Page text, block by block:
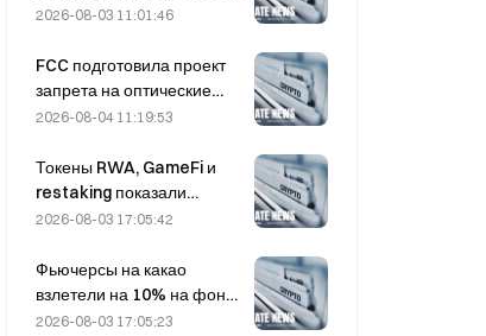
августе, чтобы
медвежьего рынка —
исследование 10x
утверждает
2026-08-03 11:01:46
FCC подготовила проект
запрета на оптические
модули для китайских
данных; Xinyuan может
потерять 27% своей доли
рынка
2026-08-04 11:19:53
Токены RWA, GameFi и
restaking показали
лучшие результаты на
2026-08-03 17:05:42
Фьючерсы на какао
взлетели на 10% на фоне
опасений по поводу
2026-08-03 17:05:23